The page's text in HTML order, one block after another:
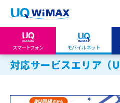
スマートフォン モバイルネット
my UQ WiMAX
UQ WiMAX ご契約の方
My UQ mobile
UQ mobile
オンラインショップ
UQ WiMAX
UQ mobile
販売店舗
UQ WiMAX
対応サービスエリア（